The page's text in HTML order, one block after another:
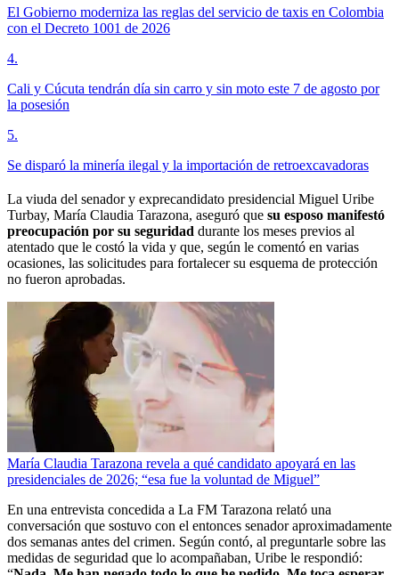
El Gobierno moderniza las reglas del servicio de taxis en Colombia
con el Decreto 1001 de 2026
4.
Cali y Cúcuta tendrán día sin carro y sin moto este 7 de agosto por
la posesión
5.
Se disparó la minería ilegal y la importación de retroexcavadoras
La viuda del senador y exprecandidato presidencial Miguel Uribe
Turbay, María Claudia Tarazona, aseguró que su esposo manifestó
preocupación por su seguridad durante los meses previos al
atentado que le costó la vida y que, según le comentó en varias
ocasiones, las solicitudes para fortalecer su esquema de protección
no fueron aprobadas.
María Claudia Tarazona revela a qué candidato apoyará en las
presidenciales de 2026; “esa fue la voluntad de Miguel”
En una entrevista concedida a La FM Tarazona relató una
conversación que sostuvo con el entonces senador aproximadamente
dos semanas antes del crimen. Según contó, al preguntarle sobre las
medidas de seguridad que lo acompañaban, Uribe le respondió: